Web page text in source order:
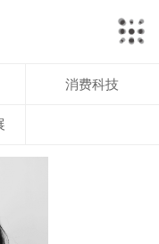
消费科技